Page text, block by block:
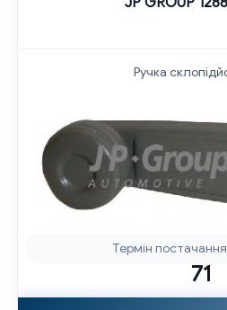
Ручка
Термін
71